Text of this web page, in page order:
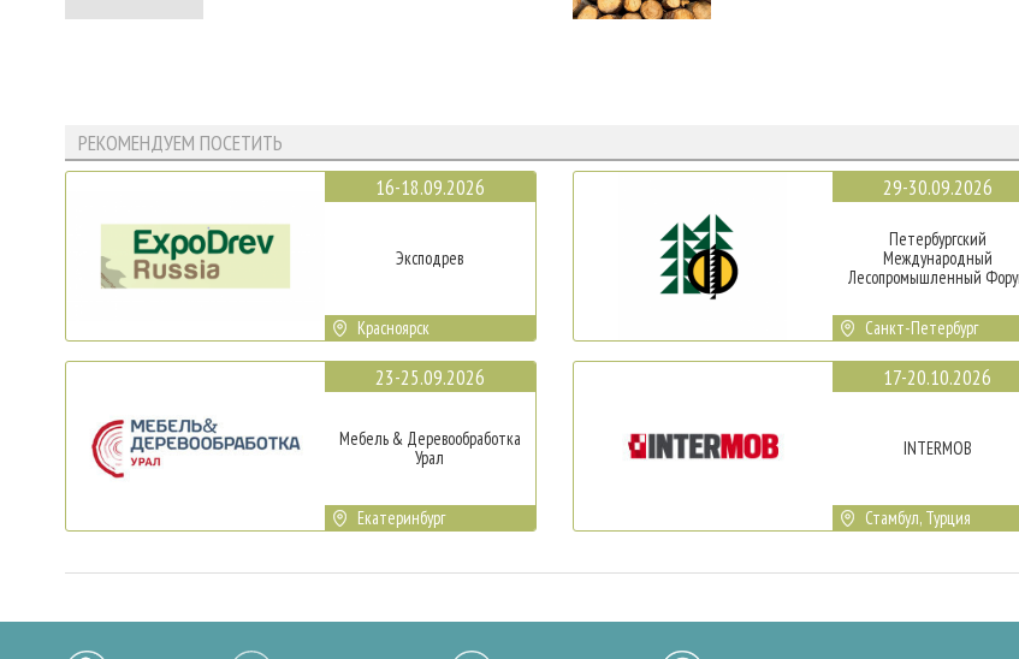
РЕКОМЕНДУЕМ ПОСЕТИТЬ
16-18.09.2026
Эксподрев
Красноярск
23-25.09.2026
Мебель & Деревообработка
Урал
Екатеринбург
29-30.09.2026
Петербургский
Международный
Лесопромышленный
Санкт-Петербург
17-20.10.2026
INTERMOB
Стамбул, Турция